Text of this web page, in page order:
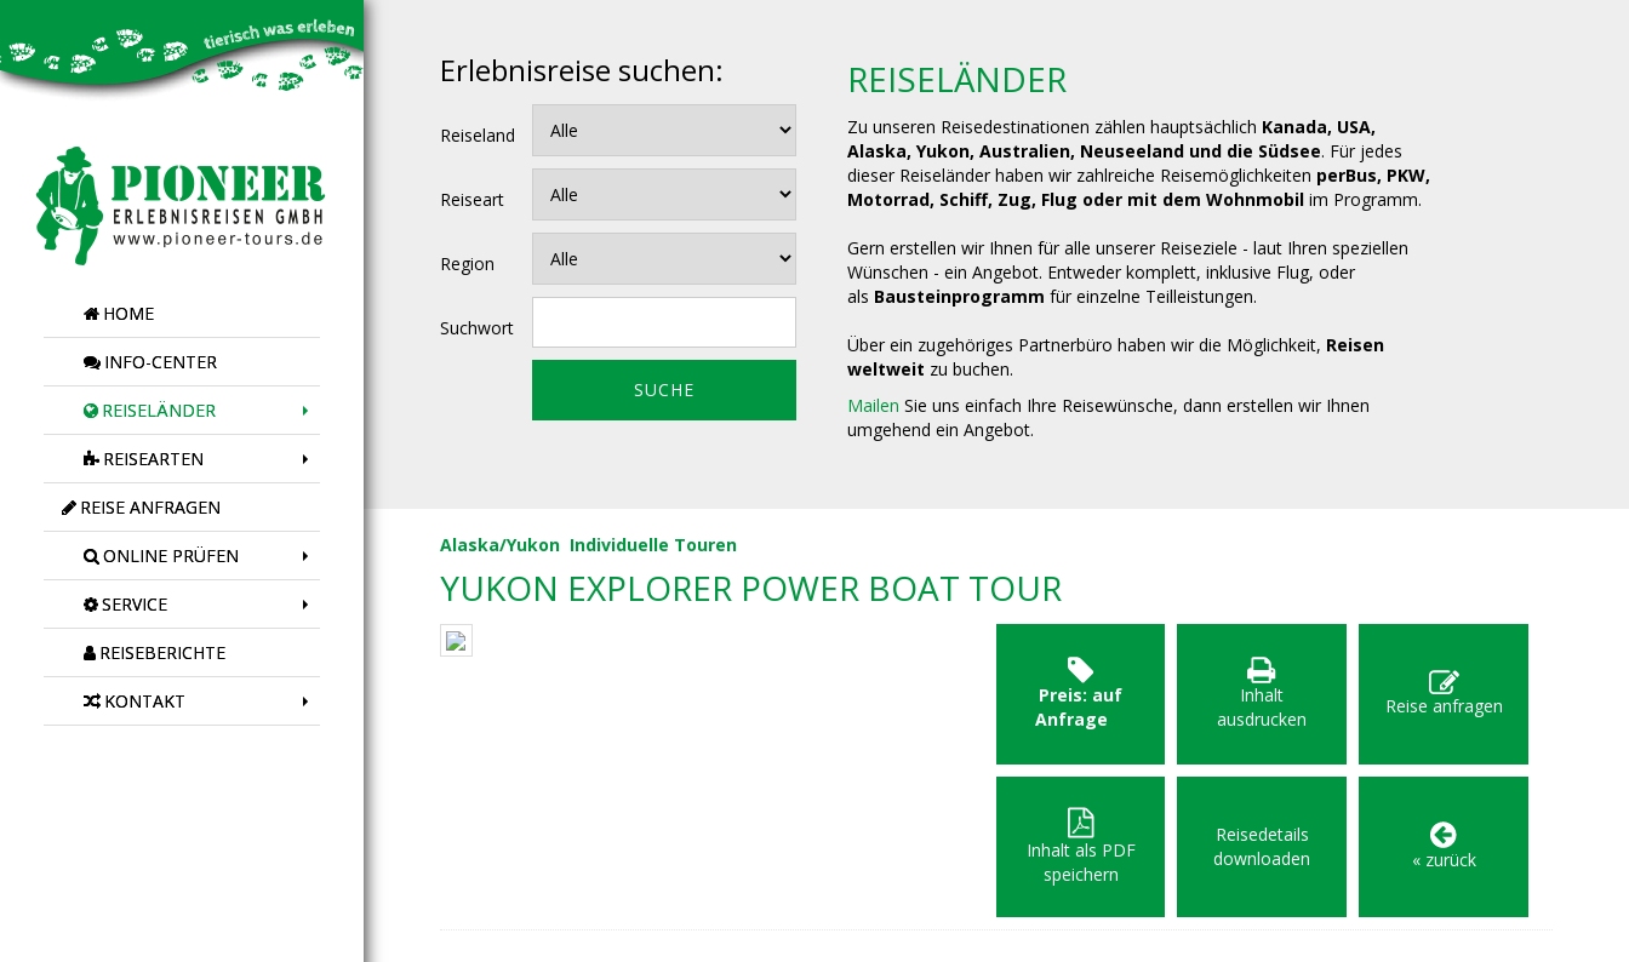
HOME
INFO-CENTER
REISELÄNDER
REISEARTEN
REISE ANFRAGEN
ONLINE PRÜFEN
SERVICE
REISEBERICHTE
KONTAKT
Erlebnisreise suchen:
Reiseland
Reiseart
Region
Suchwort
REISELÄNDER
Zu unseren Reisedestinationen zählen hauptsächlich Kanada, USA,
Alaska, Yukon, Australien, Neuseeland und die Südsee. Für jedes
dieser Reiseländer haben wir zahlreiche Reisemöglichkeiten perBus, PKW,
Motorrad, Schiff, Zug, Flug oder mit dem Wohnmobilim Programm.
Gern erstellen wir Ihnen für alle unserer Reiseziele - laut Ihren speziellen
Wünschen - ein Angebot. Entweder komplett, inklusive Flug, oder
als Bausteinprogramm für einzelne Teilleistungen.
Über ein zugehöriges Partnerbüro haben wir die Möglichkeit, Reisen
weltweit zu buchen.
Mailen Sie uns einfach Ihre Reisewünsche, dann erstellen wir Ihnen
umgehend ein Angebot.
Alaska/Yukon Individuelle Touren
YUKON EXPLORER POWER BOAT TOUR
Preis: auf
Anfrage
Inhalt
ausdrucken
Reise anfragen
Inhalt als PDF
speichern
Reisedetails
downloaden
« zurück